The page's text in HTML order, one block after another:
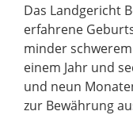
Das Landgericht
erfahrene
minder
einem Jahr und
und neun
zur Bewährung